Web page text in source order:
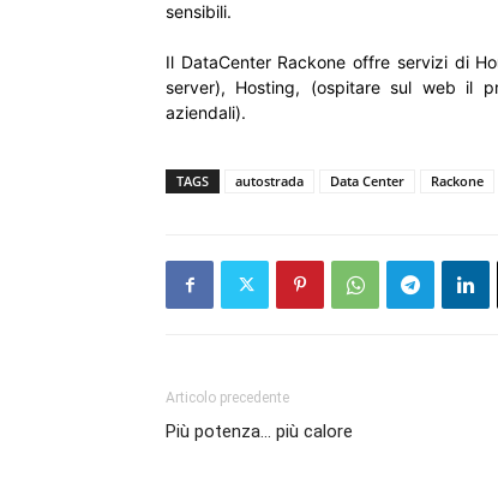
sensibili.
Il DataCenter Rackone offre servizi di
server), Hosting, (ospitare sul web il
aziendali).
TAGS autostrada Data Center Rackone
Articolo precedente
Più potenza… più calore